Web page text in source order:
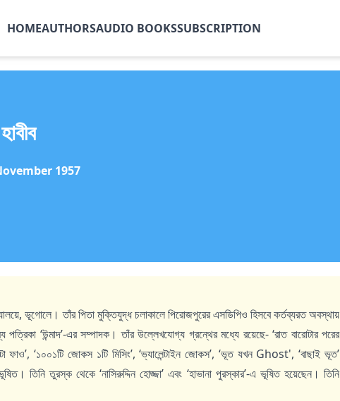
HOMEAUTHORSAUDIO BOOKSSUBSCRIPTION
1957
ভূগোলে। তাঁর পিতা মুক্তিযুদ্ধ চলাকালে পিরোজপুরের এসডিপিও হিসবে কর্তব্যরত অবস্থায়
পত্রিকা ‘উন্মাদ’-এর সম্পাদক। তাঁর উল্লেখযোগ্য গ্রন্থের মধ্যে রয়েছে- ‘রাত বারোটার পরের
‘১০০১টি জোকস ১টি মিসিং’, ‘ভ্যালেন্টাইন জোকস’, ‘ভূত যখন Ghost', ‘বাছাই ভূত’
তিনি তুরস্ক থেকে ‘নাসিরুদ্দিন হোজ্জা’ এবং ‘হাভানা পুরস্কার’-এ ভূষিত হয়েছেন। তিনি